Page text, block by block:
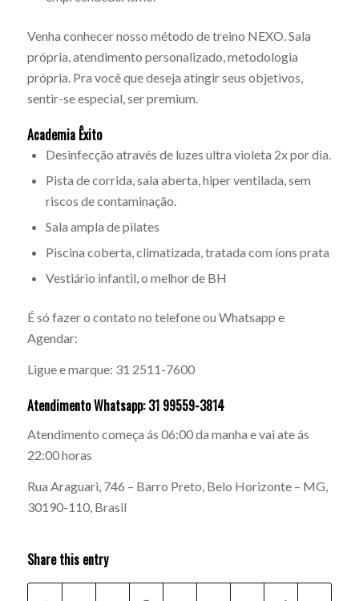
Venha conhecer nosso método de treino NEXO. Sala
própria, atendimento personalizado, metodologia
própria. Pra você que deseja atingir seus objetivos,
sentir-se especial, ser premium.
Academia Êxito
Desinfecção através de luzes ultra violeta 2x por dia.
Pista de corrida, sala aberta, hiper ventilada, sem
riscos de contaminação.
Sala ampla de pilates
Piscina coberta, climatizada, tratada com íons prata
Vestiário infantil, o melhor de BH
É só fazer o contato no telefone ou Whatsapp e
Agendar:
Ligue e marque: 31 2511-7600
Atendimento Whatsapp: 31 99559-3814
Atendimento começa ás 06:00 da manha e vai ate ás
22:00 horas
Rua Araguari, 746 – Barro Preto, Belo Horizonte – MG,
30190-110, Brasil
Share this entry